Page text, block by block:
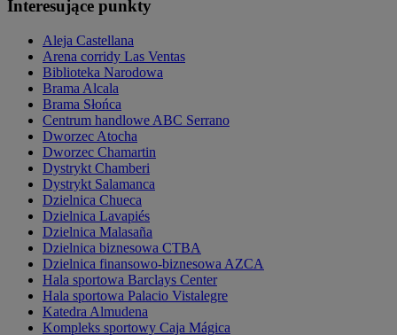
Interesujące punkty
Aleja Castellana
Arena corridy Las Ventas
Biblioteka Narodowa
Brama Alcala
Brama Słońca
Centrum handlowe ABC Serrano
Dworzec Atocha
Dworzec Chamartin
Dystrykt Chamberi
Dystrykt Salamanca
Dzielnica Chueca
Dzielnica Lavapiés
Dzielnica Malasaña
Dzielnica biznesowa CTBA
Dzielnica finansowo-biznesowa AZCA
Hala sportowa Barclays Center
Hala sportowa Palacio Vistalegre
Katedra Almudena
Kompleks sportowy Caja Mágica